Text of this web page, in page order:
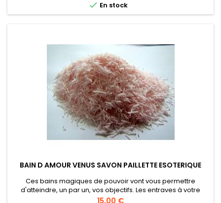
A...
 En stock
BAIN D AMOUR VENUS SAVON PAILLETTE ESOTERIQUE
Ces bains magiques de pouvoir vont vous permettre
d'atteindre, un par un, vos objectifs. Les entraves à votre
bonheur et à votre épanouissement se dissoudront, comme
Prix
15,00 €